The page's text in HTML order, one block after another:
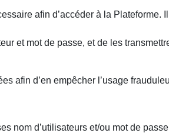
afin d’accéder à la Plateforme.
et mot de passe, et de les
afin d’en empêcher l’usage
nom d’utilisateurs et/ou mot de